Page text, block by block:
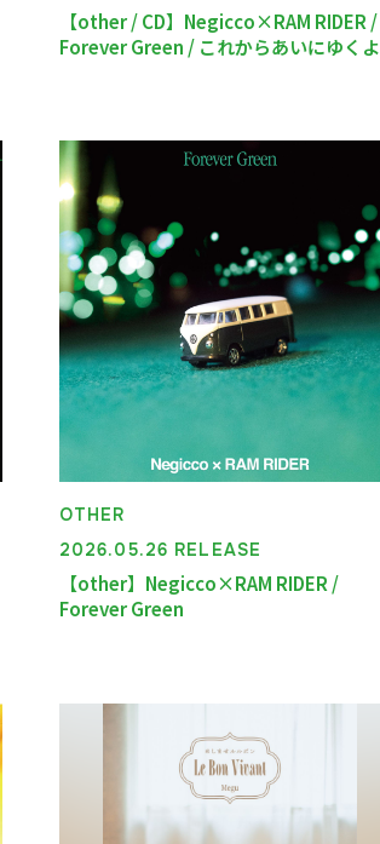
【other / CD】Negicco×RAM RIDER /
Forever Green / これからあいにゆくよ
OTHER
2026.05.26 RELEASE
【other】Negicco×RAM RIDER /
Forever Green